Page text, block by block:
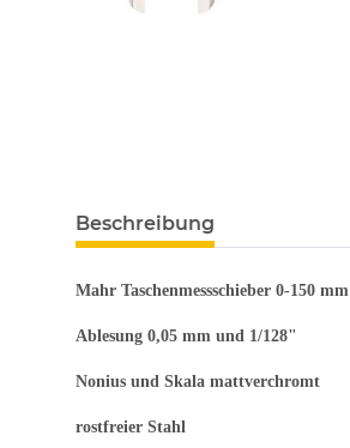
weitere Registerkarten anzeigen
Beschreibung
Mahr Taschenmessschieber 0-150 mm
Ablesung 0,05 mm und 1/128"
Nonius und Skala mattverchromt
rostfreier Stahl